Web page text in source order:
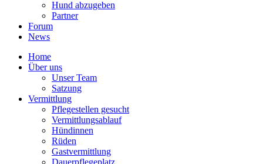
Hund abzugeben
Partner
Forum
News
Home
Über uns
Unser Team
Satzung
Vermittlung
Pflegestellen gesucht
Vermittlungsablauf
Hündinnen
Rüden
Gastvermittlung
Dauerpflegeplatz